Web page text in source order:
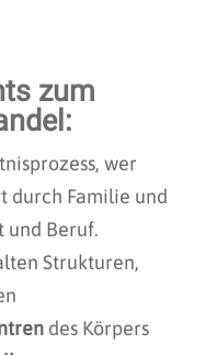
zum
wer
durch Familie und
und Beruf.
Strukturen,
des Körpers